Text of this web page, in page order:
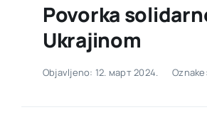
Povorka
Ukrajinom
Objavljeno: 12. март 2024. Oznake: